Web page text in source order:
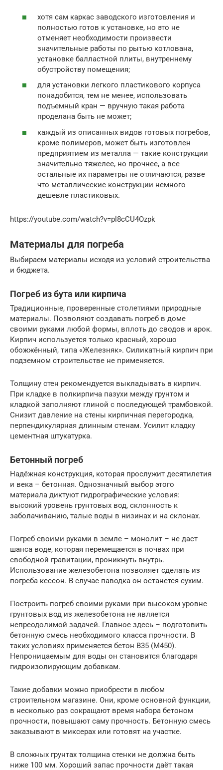
хотя сам каркас заводского изготовления и
полностью готов к установке, но это не
отменяет необходимости произвести
значительные работы по рытью котлована,
установке балластной плиты, внутреннему
обустройству помещения;
для установки легкого пластикового корпуса
понадобится, тем не менее, использовать
подъемный кран — вручную такая работа
проделана быть не может;
каждый из описанных видов готовых погребов,
кроме полимеров, может быть изготовлен
предприятием из металла — такие конструкции
значительно тяжелее, но прочнее, а все
остальные их параметры не отличаются, разве
что металлические конструкции немного
дешевле пластиковых.
https://youtube.com/watch?v=pl8cCU4Ozpk
Материалы для погреба
Выбираем материалы исходя из условий строительства
и бюджета.
Погреб из бута или кирпича
Традиционные, проверенные столетиями природные
материалы. Позволяют создавать погреб в доме
своими руками любой формы, вплоть до сводов и арок.
Кирпич используется только красный, хорошо
обожжённый, типа «Железняк». Силикатный кирпич при
подземном строительстве не применяется.
Толщину стен рекомендуется выкладывать в кирпич.
При кладке в полкирпича пазухи между грунтом и
кладкой заполняют глиной с последующей трамбовкой.
Снизит давление на стены кирпичная перегородка,
перпендикулярная длинным стенам. Усилит кладку
цементная штукатурка.
Бетонный погреб
Надёжная конструкция, которая прослужит десятилетия
и века – бетонная. Однозначный выбор этого
материала диктуют гидрографические условия:
высокий уровень грунтовых вод, склонность к
заболачиванию, талые воды в низинах и на склонах.
Погреб своими руками в земле – монолит – не даст
шанса воде, которая перемещается в почвах при
свободной гравитации, проникнуть внутрь.
Использование железобетона позволяет сделать из
погреба кессон. В случае паводка он останется сухим.
Построить погреб своими руками при высоком уровне
грунтовых вод из железобетона не является
непреодолимой задачей. Главное здесь – подготовить
бетонную смесь необходимого класса прочности. В
таких условиях применяется бетон В35 (М450).
Непроницаемым для воды он становится благодаря
гидроизолирующим добавкам.
Такие добавки можно приобрести в любом
строительном магазине. Они, кроме основной функции,
в несколько раз сокращают время набора бетоном
прочности, повышают саму прочность. Бетонную смесь
заказывают в миксерах или готовят на участке.
В сложных грунтах толщина стенки не должна быть
ниже 100 мм. Хороший запас прочности даёт такая